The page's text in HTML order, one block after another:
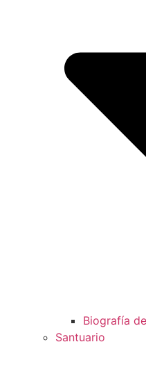
Biografía
Santuario